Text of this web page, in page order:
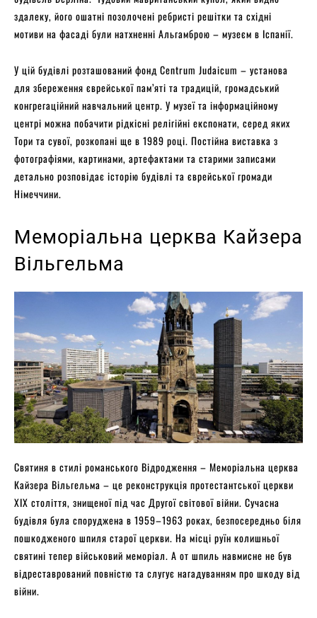
здалеку, його ошатні позолочені ребристі решітки та східні
мотиви на фасаді були натхненні Альгамброю – музеєм в Іспанії.
У цій будівлі розташований фонд Centrum Judaicum – установа
для збереження єврейської пам’яті та традицій, громадський
конгрегаційний навчальний центр. У музеї та інформаційному
центрі можна побачити рідкісні релігійні експонати, серед яких
Тори та сувої, розкопані ще в 1989 році. Постійна виставка з
фотографіями, картинами, артефактами та старими записами
детально розповідає історію будівлі та єврейської громади
Німеччини.
Меморіальна церква Кайзера
Вільгельма
Святиня в стилі романського Відродження – Меморіальна церква
Кайзера Вільгельма – це реконструкція протестантської церкви
XIX століття, знищеної під час Другої світової війни. Сучасна
будівля була споруджена в 1959–1963 роках, безпосередньо біля
пошкодженого шпиля старої церкви. На місці руїн колишньої
святині тепер військовий меморіал. А от шпиль навмисне не був
відреставрований повністю та слугує нагадуванням про шкоду від
війни.